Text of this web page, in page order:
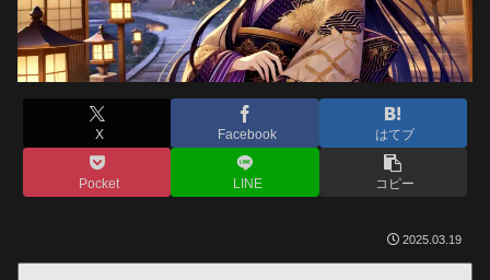
X Facebook はてブ
Pocket LINE コピー
2025.03.19